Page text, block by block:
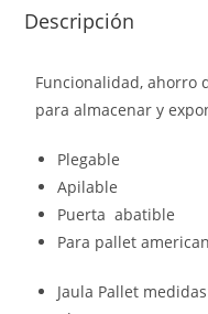
Descripción
Funcionalidad, ahorro
para almacenar y
Plegable
Apilable
Puerta abatible
Para pallet
Jaula Pallet